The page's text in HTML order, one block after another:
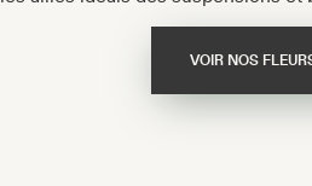
VOIR NOS